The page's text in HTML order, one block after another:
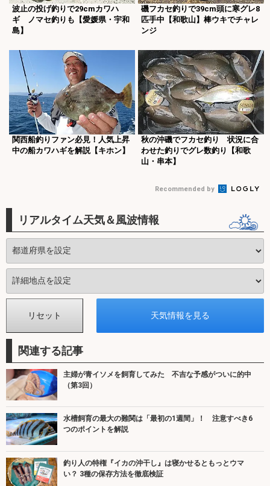
波止の投げ釣りで29cmカワハ
ギ ノマセ釣りも【愛媛県・宇和
島】
磯フカセ釣りで39cm頭に寒グレ8
匹手中【和歌山】棒ウキでチャレ
ンジ
関西船釣りファン必見！人気上昇
中の船カワハギを解説【キホン】
秋の沖磯でフカセ釣り 状況に合
わせた釣りでグレ数釣り【和歌
山・串本】
Recommended by
リアルタイム天気＆風波情報
関連する記事
主婦が青イソメを飼育してみた 不吉な予感がついに的中
（第3回）
水槽飼育の最大の難関は「最初の1週間」！ 注意すべき6
つのポイントを解説
釣り人の特権『イカの沖干し』は寝かせるともっとウマ
い？ 3種の保存方法を徹底検証